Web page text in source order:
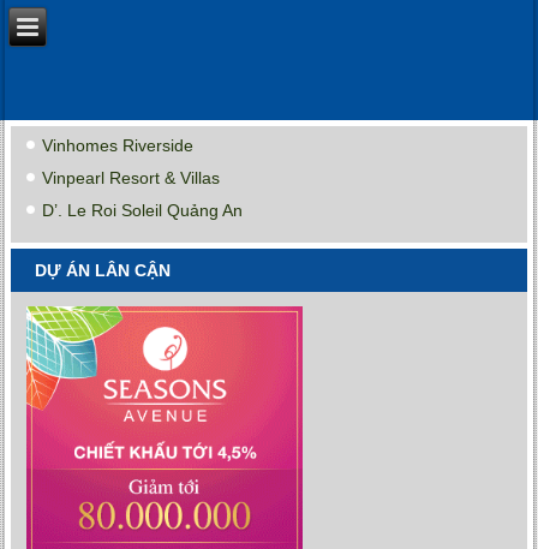
Vinhomes Riverside
Vinpearl Resort & Villas
D’. Le Roi Soleil Quảng An
DỰ ÁN LÂN CẬN